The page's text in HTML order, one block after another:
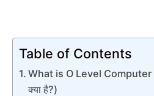
Table of Contents
What is O Level Computer
क्या है?)